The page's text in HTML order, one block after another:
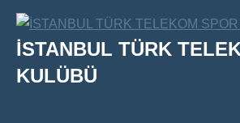
İçeriğe
İSTANBUL TÜRK
KULÜBÜ